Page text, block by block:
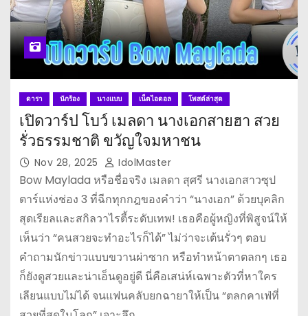
ดารา นักร้อง นางแบบ เน็ตไอดอล โพสต์ล่าสุด
เปิดวาร์ป โบว์ เมลดา นางเอกสายฮา สวย
รั่วธรรมชาติ ขวัญใจมหาชน
Nov 28, 2025 IdolMaster
Bow Maylada หรือชื่อจริง เมลดา สุศรี นางเอกสาวซุป
ตาร์แห่งช่อง 3 ที่ฉีกทุกกฎของคำว่า “นางเอก” ด้วยบุคลิก
สุดเรียลและสกิลวาไรตี้ระดับเทพ! เธอคือผู้หญิงที่พิสูจน์ให้
เห็นว่า “คนสวยจะทำอะไรก็ได้” ไม่ว่าจะเต้นรั่วๆ ตอบ
คำถามนักข่าวแบบขวานผ่าซาก หรือทำหน้าตาตลกๆ เธอ
ก็ยังดูสวยและน่าเอ็นดูอยู่ดี นี่คือเสน่ห์เฉพาะตัวที่หาใคร
เลียนแบบไม่ได้ จนแฟนคลับยกฉายาให้เป็น “ตลกคาเฟ่ที่